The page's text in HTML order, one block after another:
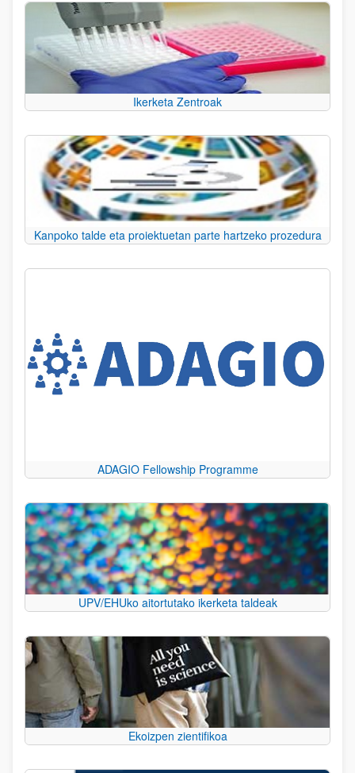
Ikerketa Zentroak
Kanpoko talde eta proiektuetan parte hartzeko prozedura
ADAGIO Fellowship Programme
UPV/EHUko aitortutako ikerketa taldeak
Ekoizpen zientifikoa